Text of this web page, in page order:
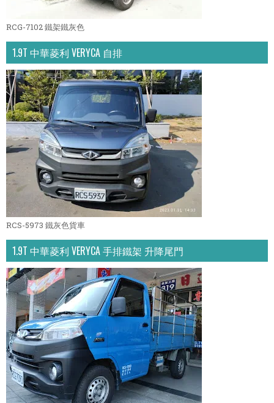
RCG-7102 鐵架鐵灰色
1.9T 中華菱利 VERYCA 自排
RCS-5973 鐵灰色貨車
1.9T 中華菱利 VERYCA 手排鐵架 升降尾門